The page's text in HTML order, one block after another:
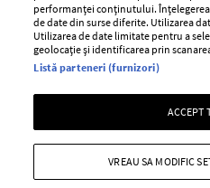
Retete
Pariază responsabil! Decizia
Jocurile de noroc
Copyright © 2026
performanței conținutului.
de date din surse diferite. Utilizarea
Utilizarea de date limitate pentru a
geolocație și identificarea prin
Listă parteneri (furnizori)
ACCEPT
VREAU SA MODIFIC